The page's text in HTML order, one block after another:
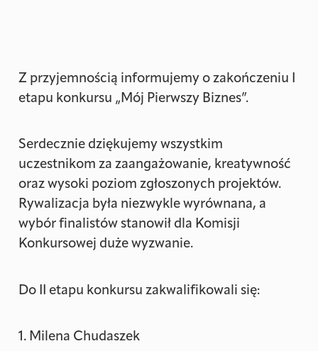
Z przyjemnością informujemy o zakończeniu I
etapu konkursu „Mój Pierwszy Biznes”.
Serdecznie dziękujemy wszystkim
uczestnikom za zaangażowanie, kreatywność
oraz wysoki poziom zgłoszonych projektów.
Rywalizacja była niezwykle wyrównana, a
wybór finalistów stanowił dla Komisji
Konkursowej duże wyzwanie.
Do II etapu konkursu zakwalifikowali się:
1. Milena Chudaszek